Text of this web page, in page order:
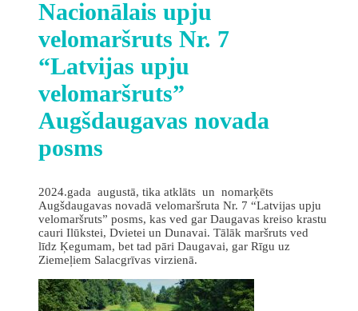
Nacionālais upju
velomaršruts Nr. 7
“Latvijas upju
velomaršruts”
Augšdaugavas novada
posms
2024.gada augustā, tika atklāts un nomarķēts
Augšdaugavas novadā velomaršruta Nr. 7 “Latvijas upju
velomaršruts” posms, kas ved gar Daugavas kreiso krastu
cauri Ilūkstei, Dvietei un Dunavai. Tālāk maršruts ved
līdz Ķegumam, bet tad pāri Daugavai, gar Rīgu uz
Ziemeļiem Salacgrīvas virzienā.